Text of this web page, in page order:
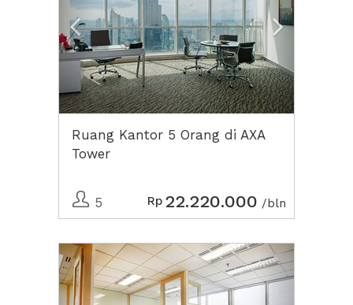
Ruang Kantor 5 Orang di AXA
Tower
5 Rp 22.220.000 /bln
Previous Next2